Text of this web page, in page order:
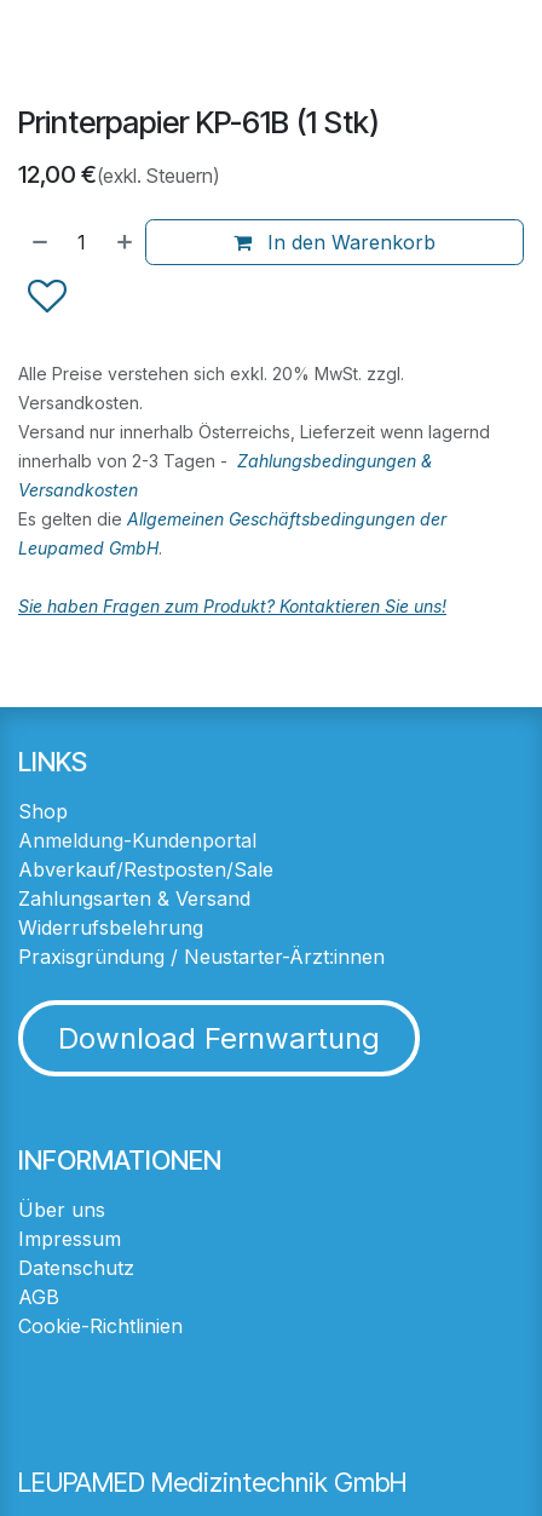
Printerpapier KP-61B (1 Stk)
12,00 €(exkl. Steuern)
In den Warenkorb
Alle Preise verstehen sich exkl. 20% MwSt. zzgl.
Versandkosten.
Versand nur innerhalb Österreichs, Lieferzeit wenn lagernd
innerhalb von 2-3 Tagen - Zahlungsbedingungen &
Versandkosten
Es gelten die Allgemeinen Geschäftsbedingungen der
Leupamed GmbH.
Sie haben Fragen zum Produkt? Kontaktieren Sie uns!
LINKS
Shop
Anmeldung-Kundenportal
Abverkauf/Restposten/Sale
Zahlungsarten & Versand
Widerrufsbelehrung
Praxisgründung / Neustarter-Ärzt:innen
Download Fernwartung
INFORMATIONEN
Über uns
Impressum
Datenschutz
AGB
Cookie-Richtlinien
LEUPAMED Medizintechnik GmbH